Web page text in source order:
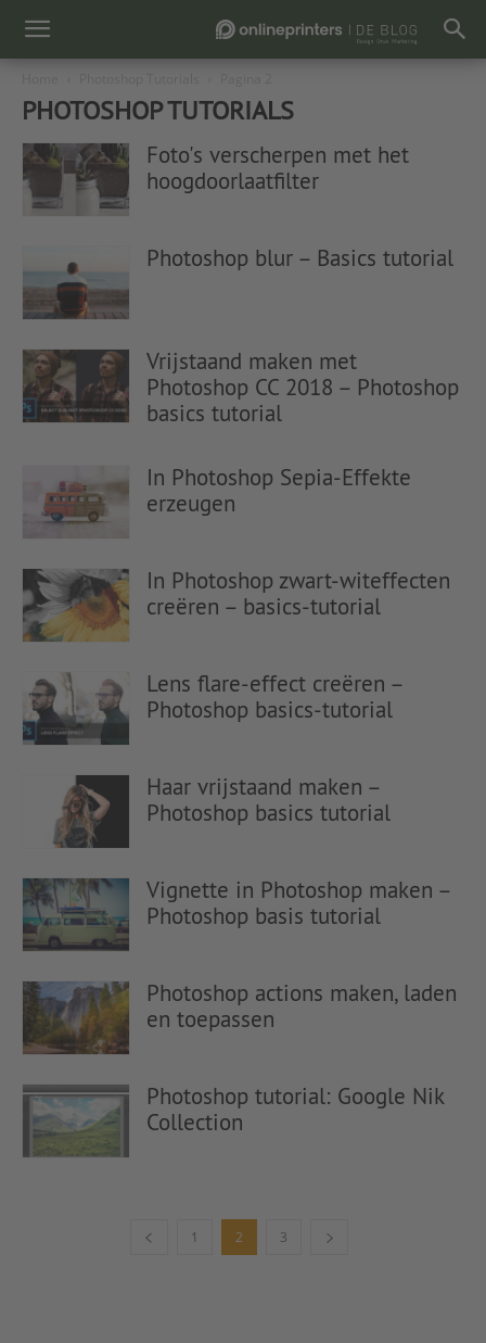
PHOTOSHOP TUTORIALS
Foto's verscherpen met het
hoogdoorlaatfilter
Photoshop blur – Basics tutorial
Vrijstaand maken met
Photoshop CC 2018 – Photoshop
basics tutorial
In Photoshop Sepia-Effekte
erzeugen
In Photoshop zwart-witeffecten
creëren – basics-tutorial
Lens flare-effect creëren –
Photoshop basics-tutorial
Haar vrijstaand maken –
Photoshop basics tutorial
Vignette in Photoshop maken –
Photoshop basis tutorial
Photoshop actions maken, laden
en toepassen
Photoshop tutorial: Google Nik
Collection
1 2 3